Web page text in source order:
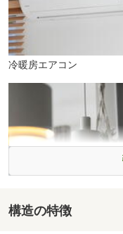
本郷幼稚園まで650m
------------------
ジョンソンホームズの
ス)】とは？
・ジョンソンホーム
で頑丈な造りの家
・カーテン・照明・
機も標準装備
・建売住宅とは思え
・アフターメンテナ
対応いたします
冷暖房エアコン
カーテン・照明
構造の特徴